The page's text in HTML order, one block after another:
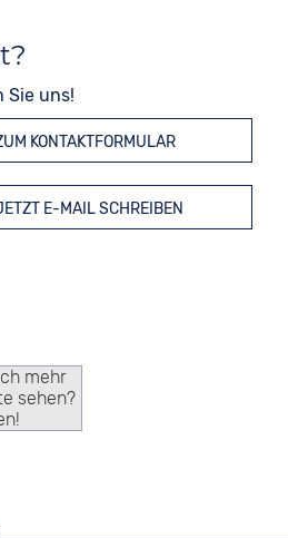
Sie uns!
KONTAKTFORMULAR
E-MAIL SCHREIBEN
mehr
sehen?